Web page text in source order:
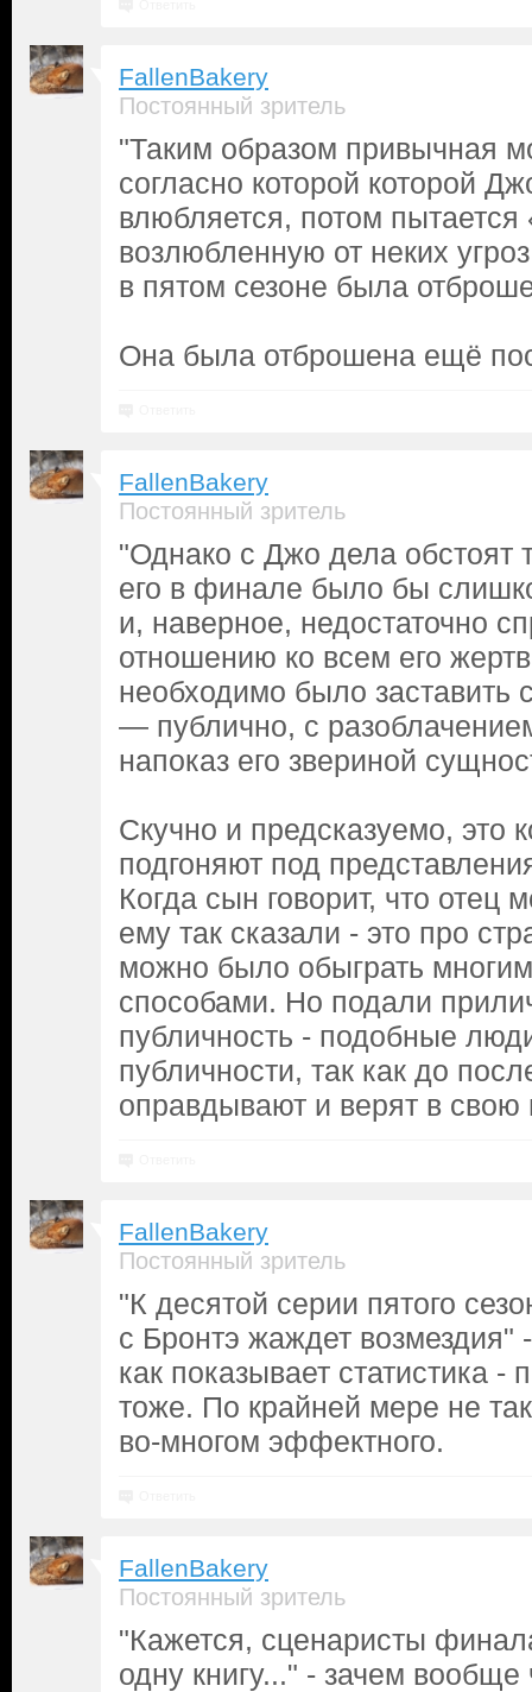
FallenBakery
Постоянный зритель
"Таким образом привычная
согласно которой которой
влюбляется, потом
возлюбленную от неких
в пятом сезоне была
Она была отброшена ещё
FallenBakery
Постоянный зритель
"Однако с Джо дела обстоят
его в финале было бы
и, наверное, недостаточно
отношению ко всем его
необходимо было заставить
— публично, с
напоказ его звериной
Скучно и предсказуемо, это
подгоняют под
Когда сын говорит, что отец
ему так сказали - это про
можно было обыграть
способами. Но подали
публичность - подобные
публичности, так как до
оправдывают и верят в свою
FallenBakery
Постоянный зритель
"К десятой серии пятого
с Бронтэ жаждет возмездия"
как показывает статистика -
тоже. По крайней мере не
во-многом эффектного.
FallenBakery
Постоянный зритель
"Кажется, сценаристы
одну книгу..." - зачем вообще